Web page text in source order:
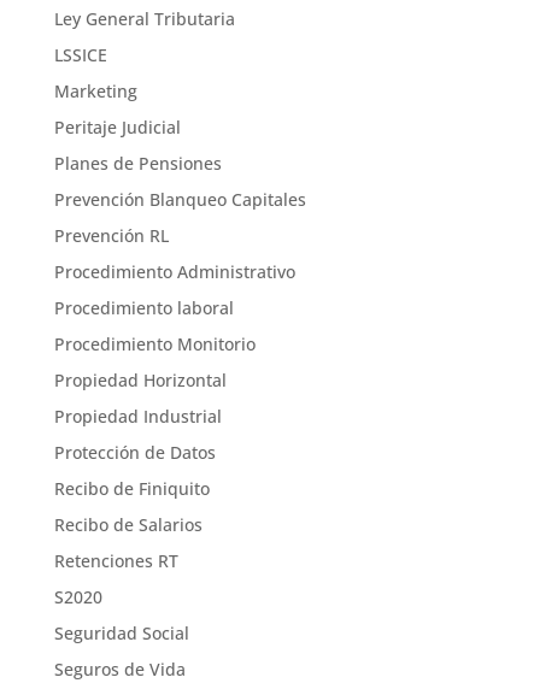
Ley General Tributaria
LSSICE
Marketing
Peritaje Judicial
Planes de Pensiones
Prevención Blanqueo Capitales
Prevención RL
Procedimiento Administrativo
Procedimiento laboral
Procedimiento Monitorio
Propiedad Horizontal
Propiedad Industrial
Protección de Datos
Recibo de Finiquito
Recibo de Salarios
Retenciones RT
S2020
Seguridad Social
Seguros de Vida